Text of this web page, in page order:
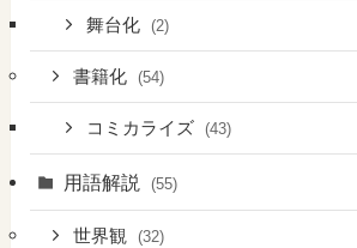
舞台化 (2)
書籍化 (54)
コミカライズ (43)
用語解説 (55)
世界観 (32)